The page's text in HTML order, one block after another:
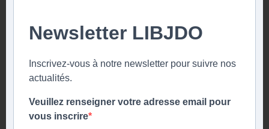
Newsletter LIBJDO
Inscrivez-vous à notre newsletter pour suivre nos
actualités.
Veuillez renseigner votre adresse email pour
vous inscrire